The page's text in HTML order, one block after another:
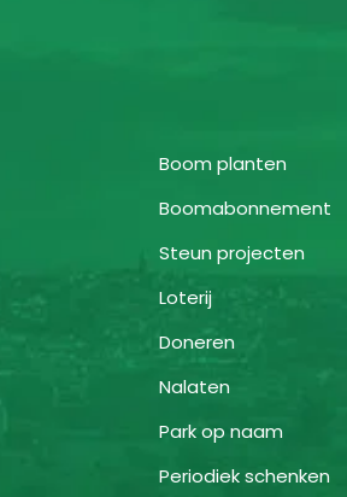
Boom planten
Boomabonnement
Steun projecten
Loterij
Doneren
Nalaten
Park op naam
Periodiek schenken